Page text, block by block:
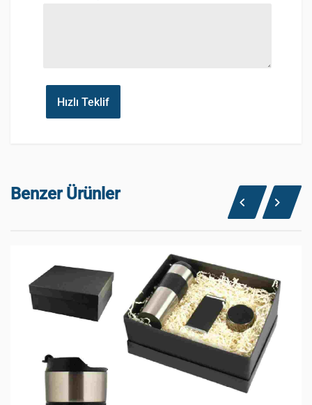
Hızlı Teklif
Benzer Ürünler